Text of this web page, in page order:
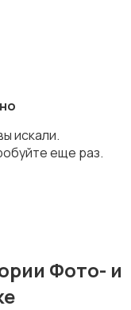
искали.
еще раз.
Фото- и